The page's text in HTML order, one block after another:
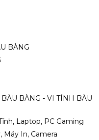
BÀNG
BÀNG - VI TÍNH BÀU
Laptop, PC Gaming
Máy In, Camera